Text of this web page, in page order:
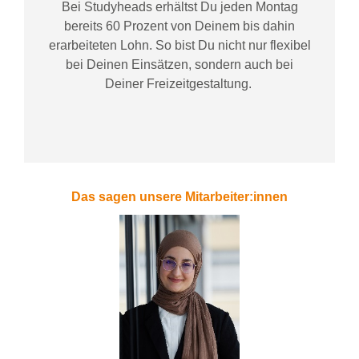
Bei Studyheadserhältst Du jeden Montag
bereits 60 Prozent von Deinem bis dahin
erarbeiteten Lohn. So bist Du nicht nur flexibel
bei Deinen Einsätzen, sondern auch bei
DeinerFreizeitgestaltung.
Das sagen unsere Mitarbeiter:innen